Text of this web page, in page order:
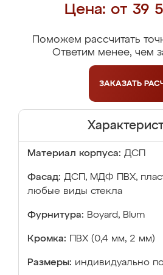
Цена: от 39
Поможем рассчитать
Ответим менее, чем
ЗАКАЗАТЬ
Материал корпуса: ДСП
Фасад: ДСП, МДФ ПВХ,
любые виды стекла
Фурнитура: Boyard, Blum
Кромка: ПВХ (0,4 мм, 2 мм)
Размеры: индивидуально